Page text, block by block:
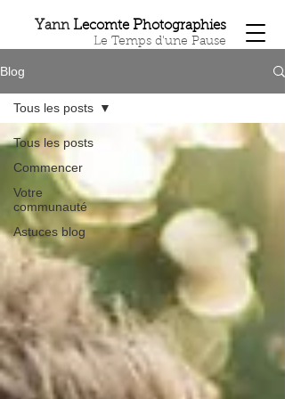
Yann Lecomte Photographies
Le Temps d'une Pause
Blog
Tous les posts
Commencer
Votre
communauté
Astuces blog
Tous les posts